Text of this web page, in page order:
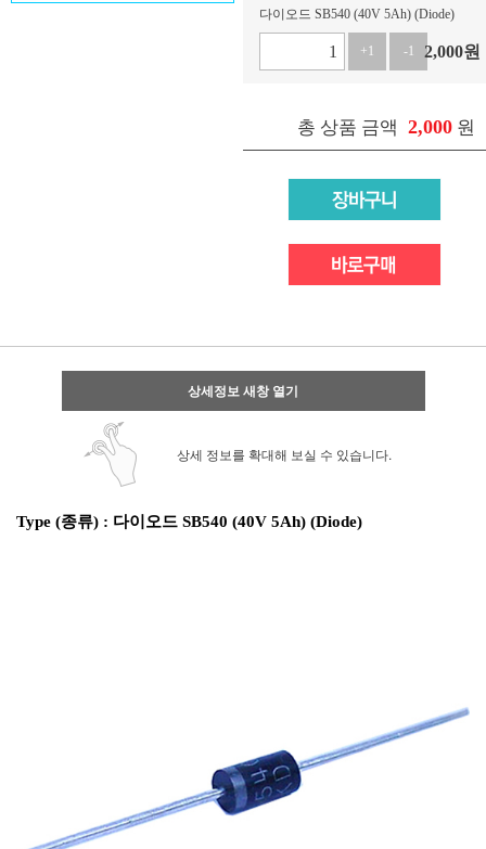
다이오드 SB540 (40V 5Ah) (Diode)
+1 -1 2,000원
총 상품 금액 2,000 원
상세정보 새창 열기
상세 정보를 확대해 보실 수 있습니다.
Type (종류) : 다이오드 SB540 (40V 5Ah) (Diode)